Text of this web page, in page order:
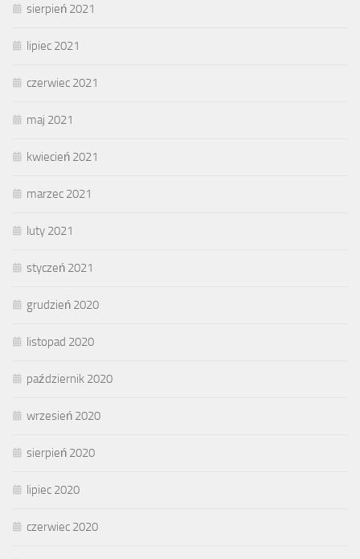
sierpień 2021
lipiec 2021
czerwiec 2021
maj 2021
kwiecień 2021
marzec 2021
luty 2021
styczeń 2021
grudzień 2020
listopad 2020
październik 2020
wrzesień 2020
sierpień 2020
lipiec 2020
czerwiec 2020